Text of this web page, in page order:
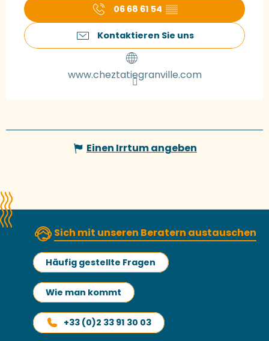
06 68 61 54 ▒▒
Kontaktieren Sie uns
www.cheztatiegranville.com
Einen Irrtum angeben
Sich mit unseren Beratern austauschen
Häufig gestellte Fragen
Wie man kommt
+33 (0)2 33 91 30 03